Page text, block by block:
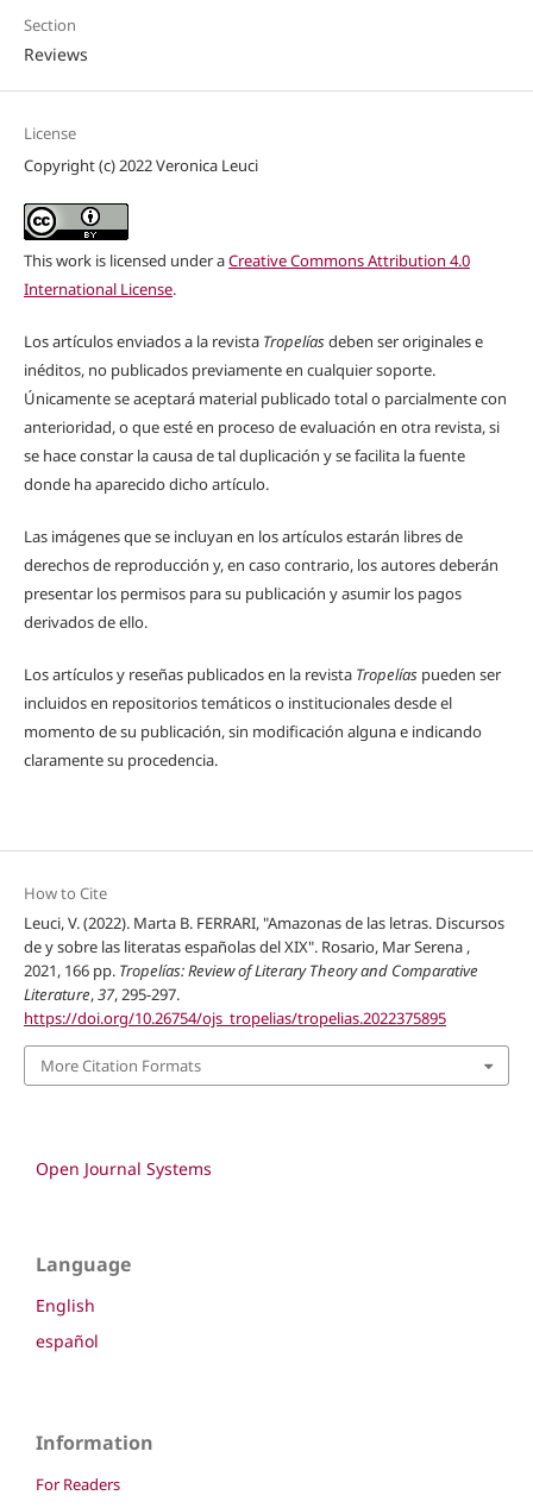
Section
Reviews
License
Copyright (c) 2022 Veronica Leuci
This work is licensed under aCreative Commons Attribution 4.0
International License.
Los artículos enviados a la revista Tropelíasdeben ser originales e
inéditos, no publicados previamente en cualquier soporte.
Únicamente se aceptará material publicado total o parcialmente con
anterioridad, o que esté en proceso de evaluación en otra revista, si
se hace constar la causa de tal duplicación y se facilita la fuente
donde ha aparecido dicho artículo.
Las imágenes que se incluyan en los artículos estarán libres de
derechos de reproducción y, en caso contrario, los autores deberán
presentar los permisos para su publicación y asumir los pagos
derivados de ello.
Los artículos y reseñas publicados en la revista Tropelíaspueden ser
incluidos en repositorios temáticos o institucionales desde el
momento de su publicación, sin modificación alguna e indicando
claramente su procedencia.
How to Cite
Leuci, V. (2022). Marta B. FERRARI, "Amazonas de las letras. Discursos
de y sobre las literatas españolas del XIX". Rosario, Mar Serena ,
2021, 166 pp. Tropelías: Review of Literary Theory and Comparative
Literature,37, 295-297.
https://doi.org/10.26754/ojs_tropelias/tropelias.2022375895
More Citation Formats
Open Journal Systems
Language
English
español
Information
For Readers